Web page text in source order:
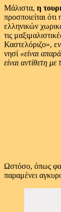
Μάλιστα, η
προσποιείται
ελληνικών
τις
Καστελόριζο»,
νησί«είναι
είναι αντίθετη με
Ωστόσο, όπως
παραμένει